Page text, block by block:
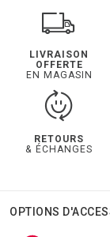
LIVRAISON
OFFERTE
EN MAGASIN
RETOURS
& ÉCHANGES
OPTIONS